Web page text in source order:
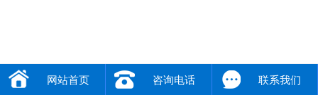
网站首页 咨询电话 联系我们